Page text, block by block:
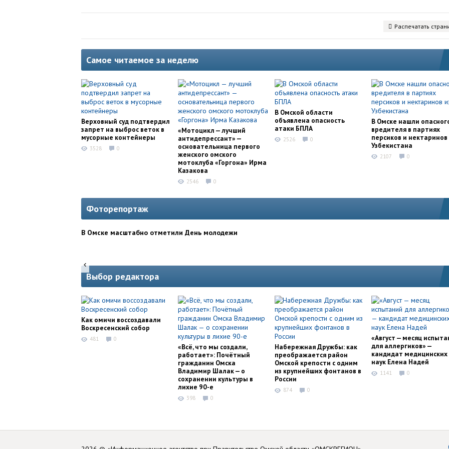
Распечатать
Самое читаемое за неделю
Верховный суд подтвердил
запрет на выброс веток в
мусорные контейнеры
3528 0
«Мотоцикл — лучший
антидепрессант» —
основательница первого
женского омского
мотоклуба «Горгона» Ирма
Казакова
2546 0
В Омской области
объявлена опасность
атаки БПЛА
2526 0
В Омске нашли
вредителя в партиях
персиков и нектаринов
Узбекистана
2107 0
Фоторепортаж
В Омске масштабно отметили День молодежи
Выбор редактора
Как омичи воссоздавали
Воскресенский собор
481 0
«Всё, что мы создали,
работает»: Почётный
гражданин Омска
Владимир Шалак — о
сохранении культуры в
лихие 90-е
398 0
Набережная Дружбы: как
преображается район
Омской крепости с одним
из крупнейших фонтанов в
России
874 0
«Август — месяц
для аллергиков» —
кандидат медицинских
наук Елена Надей
1141 0